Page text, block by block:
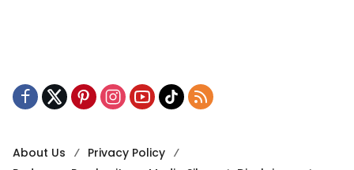
About Us
Privacy Policy